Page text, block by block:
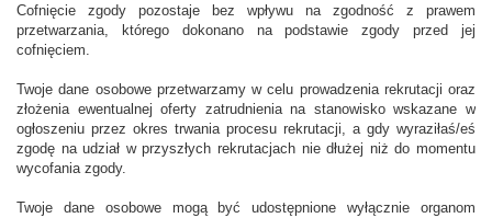
Cofnięcie zgody pozostaje bez wpływu na zgodność z prawem
przetwarzania, którego dokonano na podstawie zgody przed jej
cofnięciem.
Twoje dane osobowe przetwarzamy w celu prowadzenia rekrutacji oraz
złożenia ewentualnej oferty zatrudnienia na stanowisko wskazane w
ogłoszeniu przez okres trwania procesu rekrutacji, a gdy wyraziłaś/eś
zgodę na udział w przyszłych rekrutacjach nie dłużej niż do momentu
wycofania zgody.
Twoje dane osobowe mogą być udostępnione wyłącznie organom